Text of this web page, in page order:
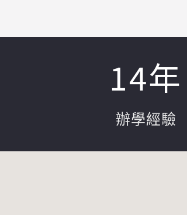
辦學經驗
14年